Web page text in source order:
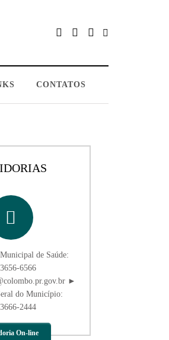
CONTATOS
de Saúde:
6566
►
do Município:
2444
On-line